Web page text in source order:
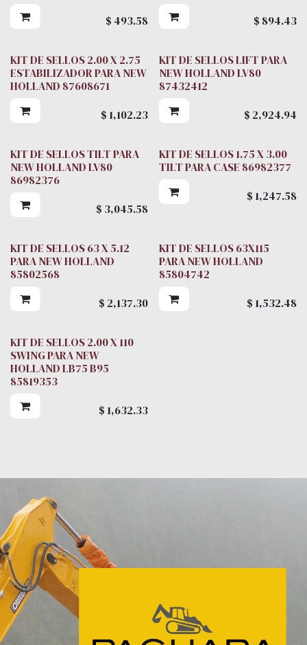
$ 493.58
$ 894.43
KIT DE SELLOS 2.00 X 2.75
ESTABILIZADOR PARA NEW
HOLLAND 87608671
$ 1,102.23
KIT DE SELLOS LIFT PARA
NEW HOLLAND LV80
87432412
$ 2,924.94
KIT DE SELLOS TILT PARA
NEW HOLLAND LV80
86982376
$ 3,045.58
KIT DE SELLOS 1.75 X 3.00
TILT PARA CASE 86982377
$ 1,247.58
KIT DE SELLOS 63 X 5.12
PARA NEW HOLLAND
85802568
$ 2,137.30
KIT DE SELLOS 63X115
PARA NEW HOLLAND
85804742
$ 1,532.48
KIT DE SELLOS 2.00 X 110
SWING PARA NEW
HOLLAND LB75 B95
85819353
$ 1,632.33